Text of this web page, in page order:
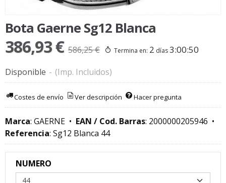
Bota Gaerne Sg12 Blanca
386,93 € 586,25 € Termina en: 2 días3:00:49
Disponible - (Imp. Incluidos)
Costes de envío Ver descripción Hacer pregunta
Marca: GAERNE • EAN / Cod. Barras: 2000000205946 •
Referencia: Sg12 Blanca 44
NUMERO